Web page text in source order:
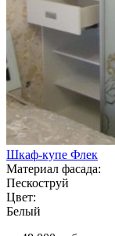
Шкаф-купе Флек
Материал фасада:
Пескоструй
Цвет:
Белый